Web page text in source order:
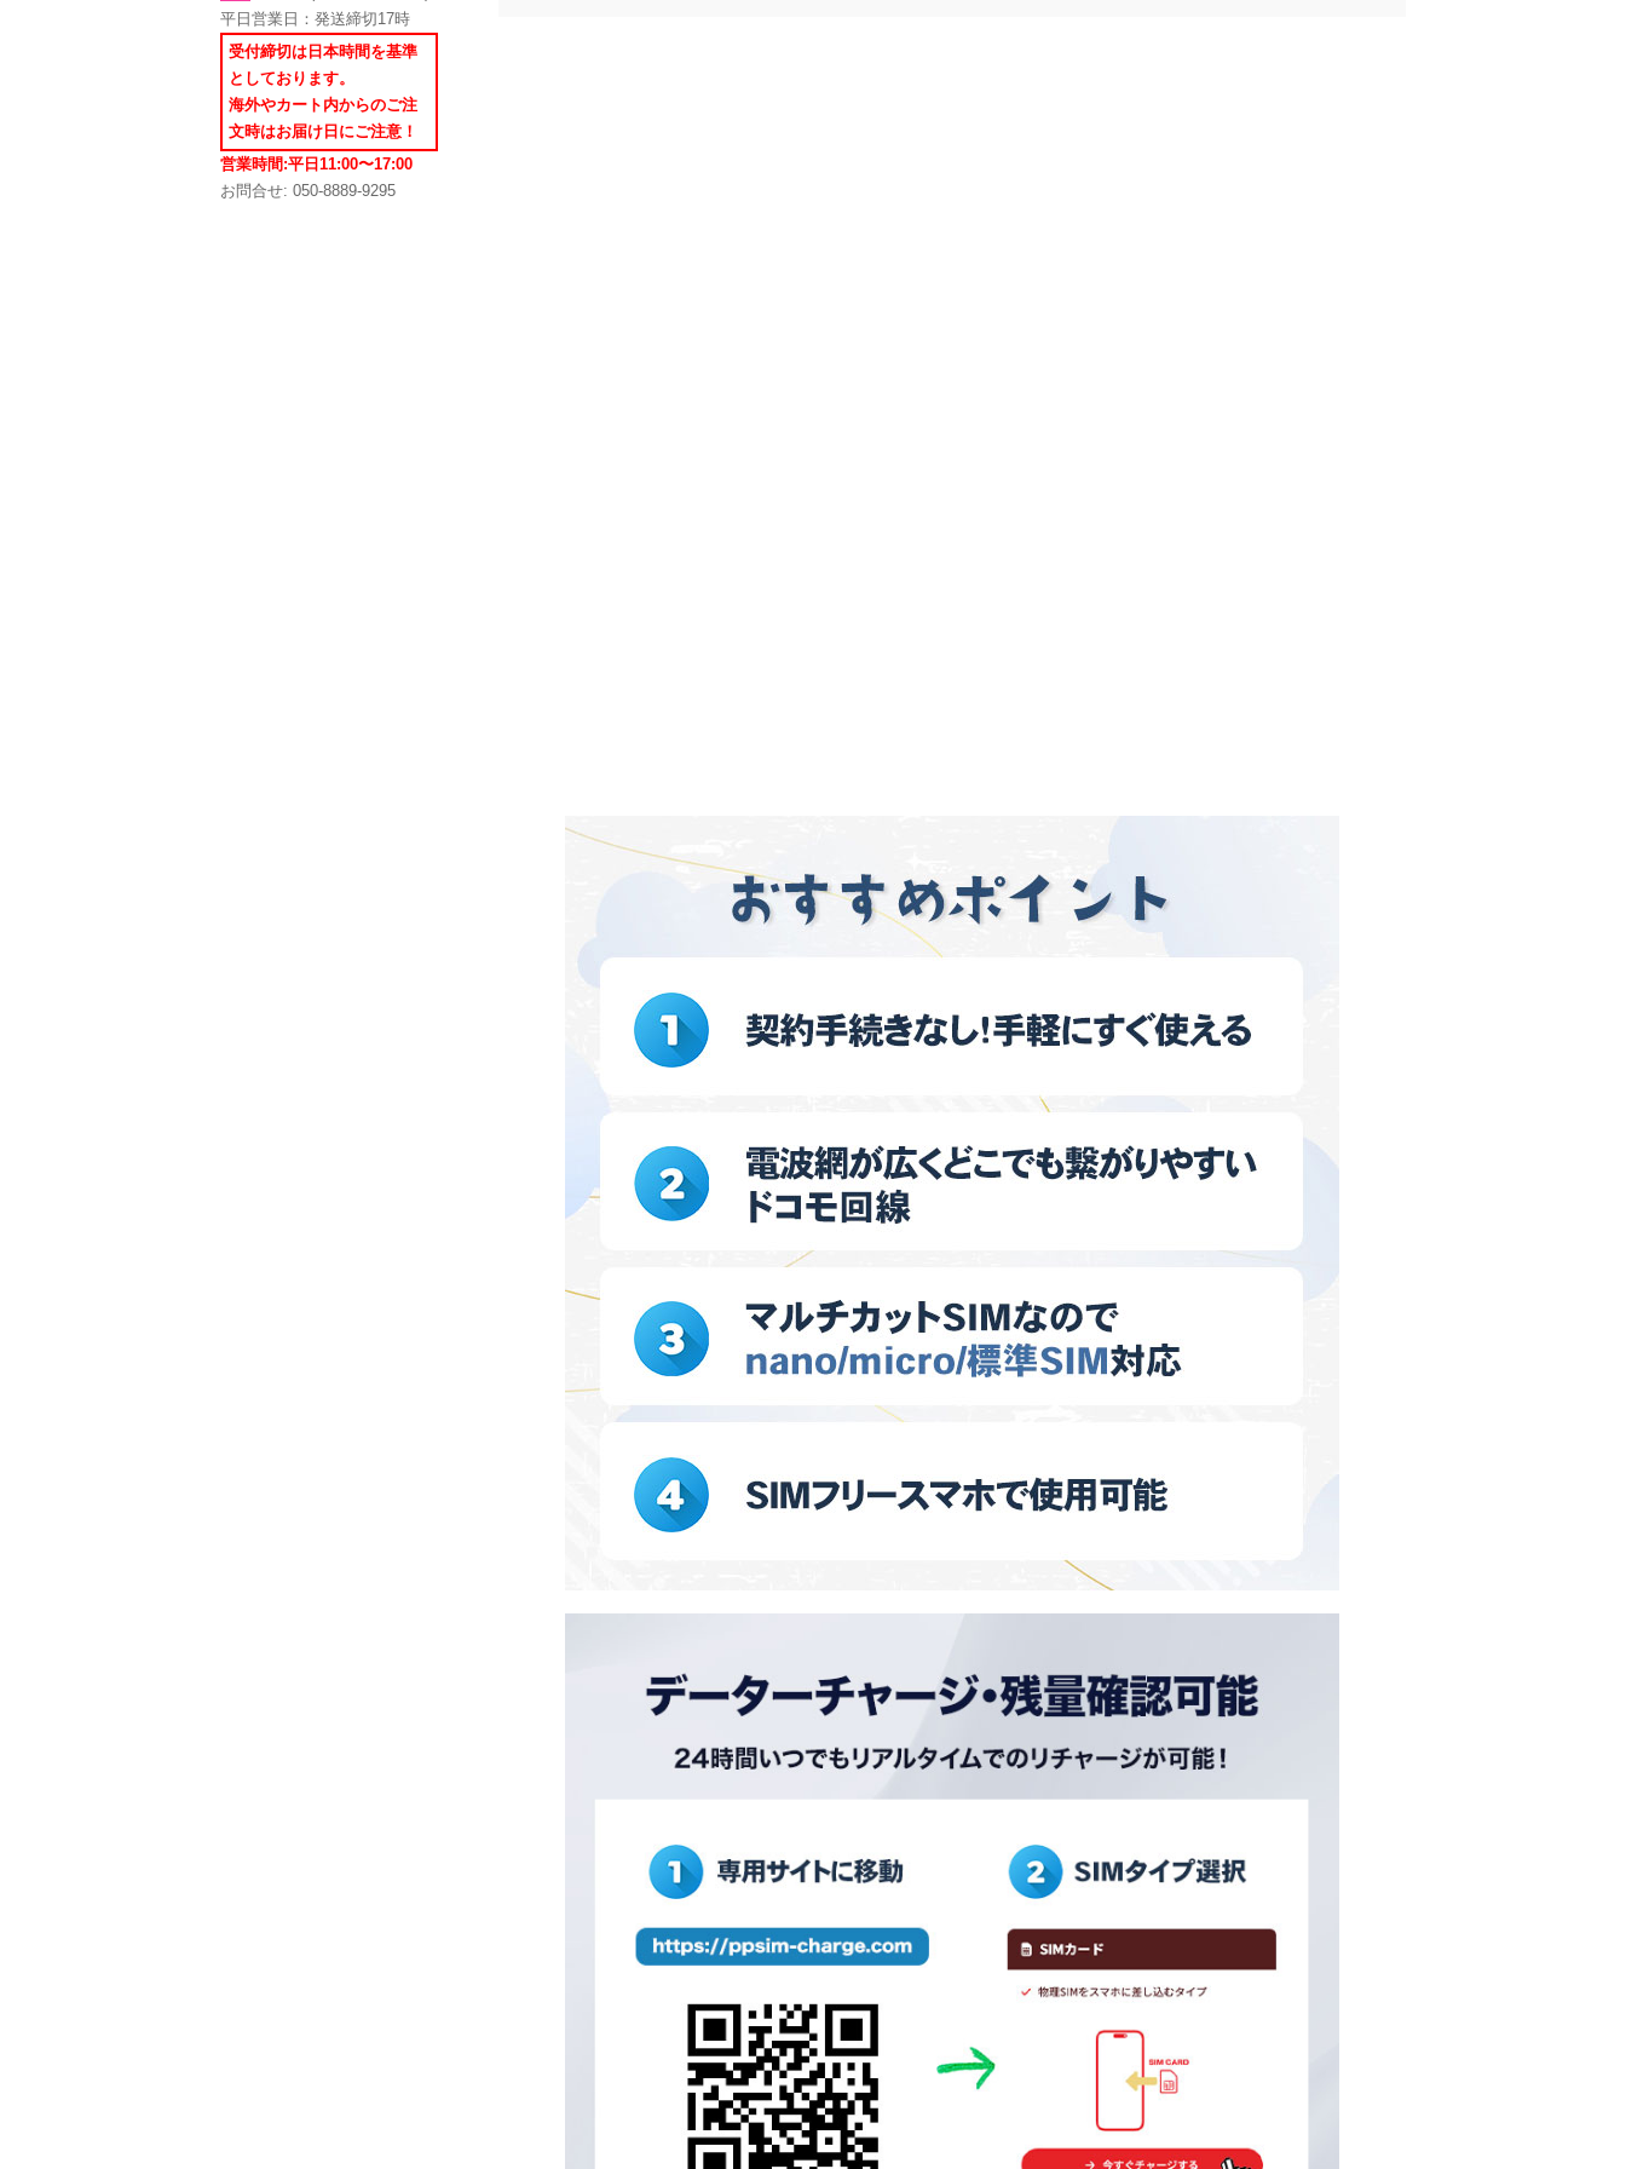
平日営業日：発送締切17時
受付締切は日本時間を基準
としております。
海外やカート内からのご注
文時はお届け日にご注意！
営業時間:平日11:00〜17:00
お問合せ: 050-8889-9295